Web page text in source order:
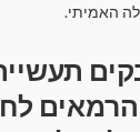
האמיתי.